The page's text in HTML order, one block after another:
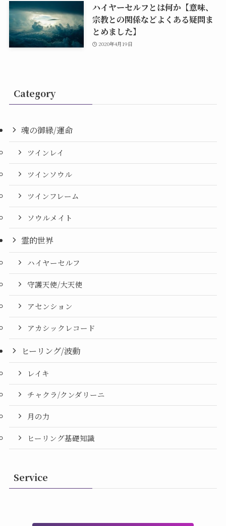
ハイヤーセルフとは何か【意味、
宗教との関係などよくある疑問ま
とめました】
2020年4月19日
Category
魂の御縁/運命
ツインレイ
ツインソウル
ツインフレーム
ソウルメイト
霊的世界
ハイヤーセルフ
守護天使/大天使
アセンション
アカシックレコード
ヒーリング/波動
レイキ
チャクラ/クンダリーニ
月の力
ヒーリング基礎知識
Service